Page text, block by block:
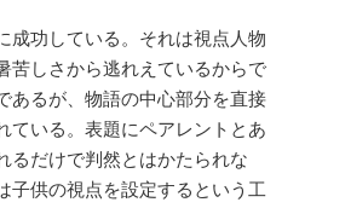
成功している。それは視点人物
苦しさから逃れえているからで
あるが、物語の中心部分を直接
ている。表題にペアレントとあ
るだけで判然とはかたられな
子供の視点を設定するという工